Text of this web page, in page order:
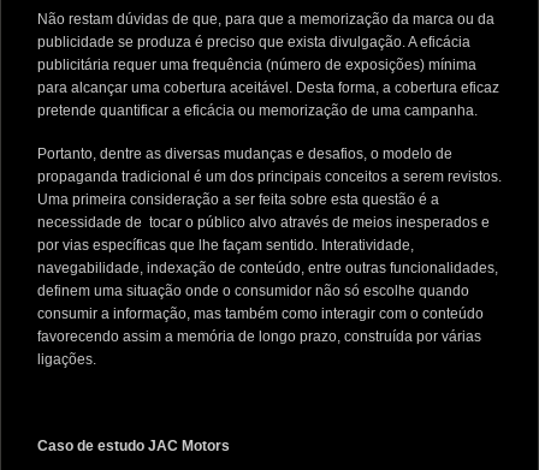
Não restam dúvidas de que, para que a memorização da marca ou da
publicidade se produza é preciso que exista divulgação. A eficácia
publicitária requer uma frequência (número de exposições) mínima
para alcançar uma cobertura aceitável. Desta forma, a cobertura eficaz
pretende quantificar a eficácia ou memorização de uma campanha.
Portanto, dentre as diversas mudanças e desafios, o modelo de
propaganda tradicional é um dos principais conceitos a serem revistos.
Uma primeira consideração a ser feita sobre esta questão é a
necessidade de tocar o público alvo através de meios inesperados e
por vias específicas que lhe façam sentido. Interatividade,
navegabilidade, indexação de conteúdo, entre outras funcionalidades,
definem uma situação onde o consumidor não só escolhe quando
consumir a informação, mas também como interagir com o conteúdo
favorecendo assim a memória de longo prazo, construída por várias
ligações.
Caso de estudo JAC Motors